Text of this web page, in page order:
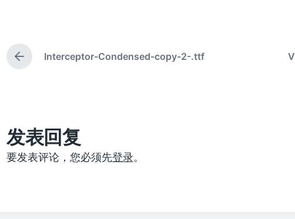
上
篇
Interceptor-Condensed-copy-2-.ttf
发表回复
要发表评论，您必须先登录。